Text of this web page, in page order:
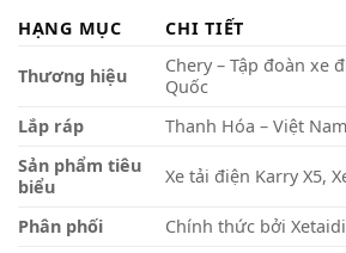
HẠNG MỤC CHI TIẾT
Thương hiệu
Chery – Tập đoàn xe
Quốc
Lắp ráp
Thanh Hóa – Việt Nam
Sản phẩm tiêu
biểu
Xe tải điện Karry X5,
Phân phối Chính thức bởi